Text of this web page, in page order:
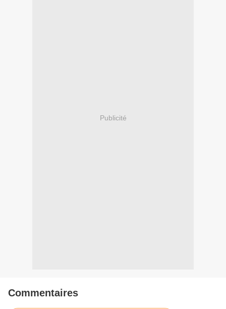
Publicité
Commentaires